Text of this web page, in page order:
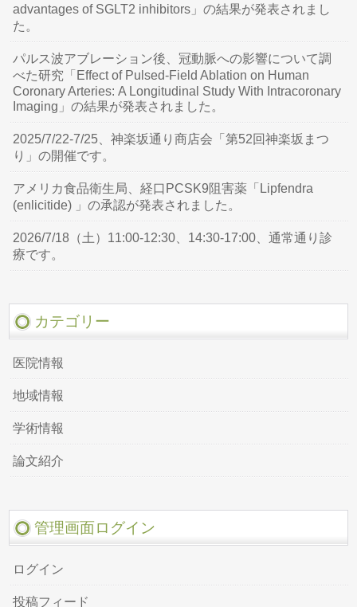
advantages of SGLT2 inhibitors」の結果が発表されまし
た。
パルス波アブレーション後、冠動脈への影響について調
べた研究「Effect of Pulsed-Field Ablation on Human
Coronary Arteries: A Longitudinal Study With Intracoronary
Imaging」の結果が発表されました。
2025/7/22-7/25、神楽坂通り商店会「第52回神楽坂まつ
り」の開催です。
アメリカ食品衛生局、経口PCSK9阻害薬「Lipfendra
(enlicitide) 」の承認が発表されました。
2026/7/18（土）11:00-12:30、14:30-17:00、通常通り診
療です。
カテゴリー
医院情報
地域情報
学術情報
論文紹介
管理画面ログイン
ログイン
投稿フィード